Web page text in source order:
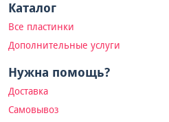
Каталог
Все пластинки
Дополнительные услуги
Нужна помощь?
Доставка
Самовывоз